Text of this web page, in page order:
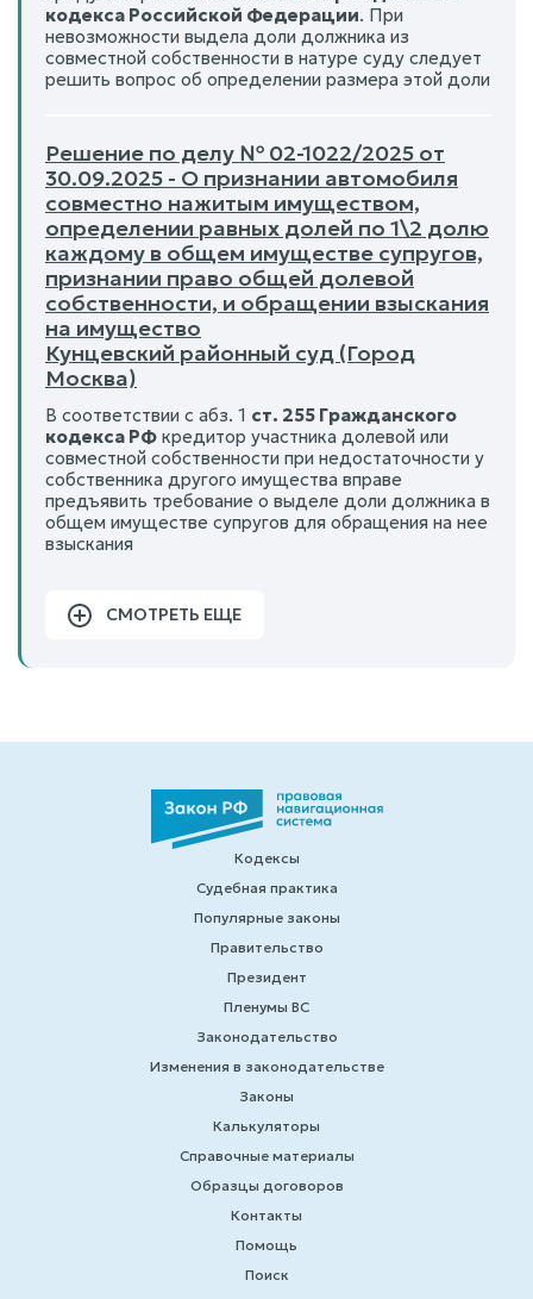
кодекса Российской Федерации. При
невозможности выдела доли должника из
совместной собственности в натуре суду следует
решить вопрос об определении размера этой доли
Решение по делу № 02-1022/2025 от
30.09.2025 - О признании автомобиля
совместно нажитым имуществом,
определении равных долей по 1\2 долю
каждому в общем имуществе супругов,
признании право общей долевой
собственности, и обращении взыскания
на имущество
Кунцевский районный суд (Город
Москва)
В соответствии с абз. 1 ст. 255 Гражданского
кодекса РФ кредитор участника долевой или
совместной собственности при недостаточности у
собственника другого имущества вправе
предъявить требование о выделе доли должника в
общем имуществе супругов для обращения на нее
взыскания
СМОТРЕТЬ ЕЩЕ
Кодексы
Судебная практика
Популярные законы
Правительство
Президент
Пленумы ВС
Законодательство
Изменения в законодательстве
Законы
Калькуляторы
Справочные материалы
Образцы договоров
Контакты
Помощь
Поиск